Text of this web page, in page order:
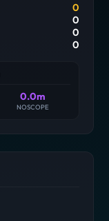
0
0
0
0
0.0m
NOSCOPE